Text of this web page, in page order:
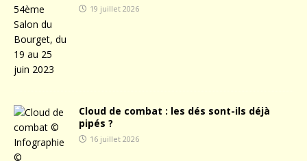
19 juillet 2026
Cloud de combat : les dés sont-ils déjà
pipés ?
16 juillet 2026